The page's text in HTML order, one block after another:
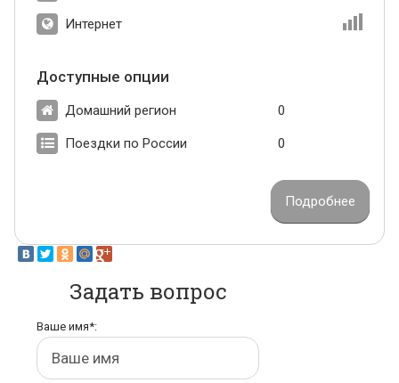
Интернет
Доступные опции
Домашний регион 0
Поездки по России 0
Подробнее
Задать вопрос
Ваше имя*: